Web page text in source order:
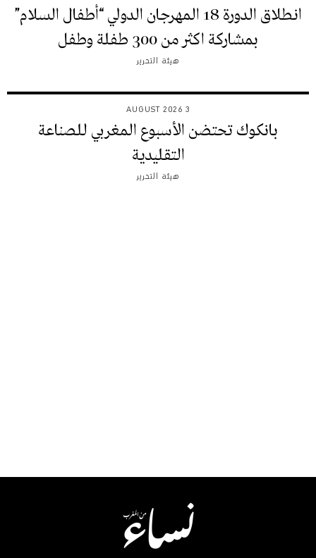
انطلاق الدورة 18 المهرجان الدولي “أطفال السلام”
بمشاركة اكثر من 300 طفلة وطفل
هيئة التحرير
3 AUGUST 2026
بانكوك تحتضن الأسبوع المغربي للصناعة
التقليدية
هيئة التحرير